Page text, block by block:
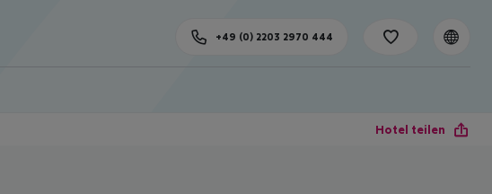
+49 (0) 2203 2970 444
Hotel teilen